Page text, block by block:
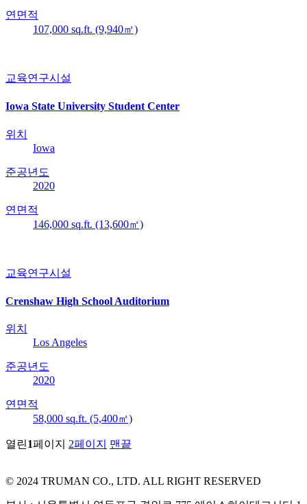
연면적
107,000 sq.ft. (9,940㎡)
교육연구시설
Iowa State University Student Center
위치
Iowa
준공년도
2020
연면적
146,000 sq.ft. (13,600㎡)
교육연구시설
Crenshaw High School Auditorium
위치
Los Angeles
준공년도
2020
연면적
58,000 sq.ft. (5,400㎡)
열린1페이지 2페이지 맨끝
© 2024 TRUMAN CO., LTD. ALL RIGHT RESERVED